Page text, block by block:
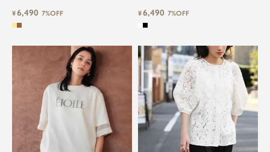
¥6,490 7%OFF ¥6,490 7%OFF